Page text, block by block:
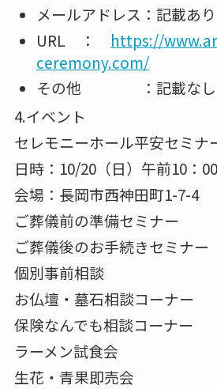
メールアドレス：記載あり
URL ： https://
ceremony.com/
その他 ：記載なし
4.イベント
セレモニーホール平安セミナ
日時： 10/20（日）午前10：
会場：長岡市西神田町1-7-4
ご葬儀前の準備セミナー
ご葬儀後のお手続きセミナー
個別事前相談
お仏壇・墓石相談コーナー
保険なんでも相談コーナー
ラーメン試食会
生花・青果即売会